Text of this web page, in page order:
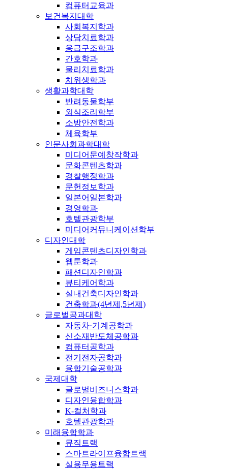
컴퓨터교육과
보건복지대학
사회복지학과
상담치료학과
응급구조학과
간호학과
물리치료학과
치위생학과
생활과학대학
반려동물학부
외식조리학부
소방안전학과
체육학부
인문사회과학대학
미디어문예창작학과
문화콘텐츠학과
경찰행정학과
문헌정보학과
일본어일본학과
경영학과
호텔관광학부
미디어커뮤니케이션학부
디자인대학
게임콘텐츠디자인학과
웹툰학과
패션디자인학과
뷰티케어학과
실내건축디자인학과
건축학과(4년제,5년제)
글로벌공과대학
자동차·기계공학과
신소재반도체공학과
컴퓨터공학과
전기전자공학과
융합기술공학과
국제대학
글로벌비즈니스학과
디자인융합학과
K-컬처학과
호텔관광학과
미래융합학과
뮤직트랙
스마트라이프융합트랙
실용무용트랙